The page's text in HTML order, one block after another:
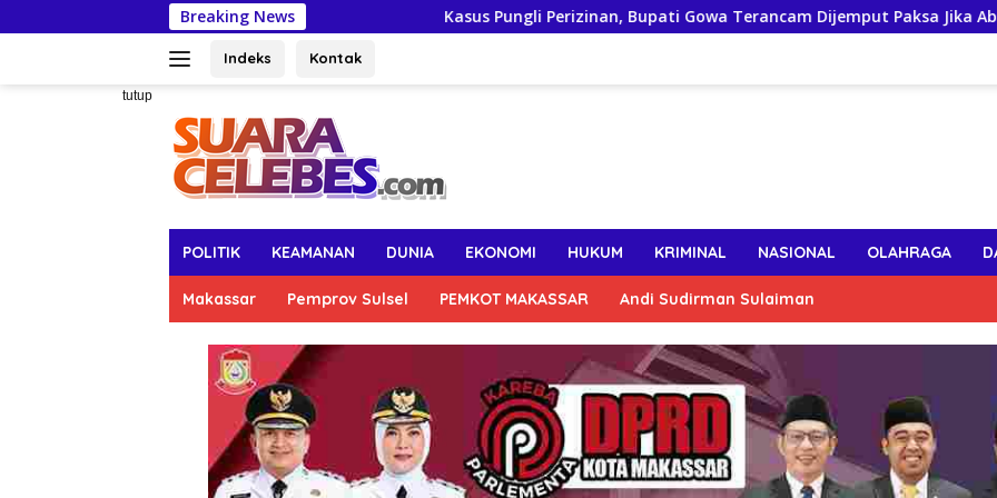
ke
Breaking News Kasus Pungli Perizinan, Bupati Gowa Terancam Dijemput Paksa Jika Abaikan Surat
Indeks Kontak
tutup
POLITIK KEAMANAN DUNIA EKONOMI HUKUM KRIMINAL NASIONAL OLAHRAGA
Makassar Pemprov Sulsel PEMKOT MAKASSAR Andi Sudirman Sulaiman